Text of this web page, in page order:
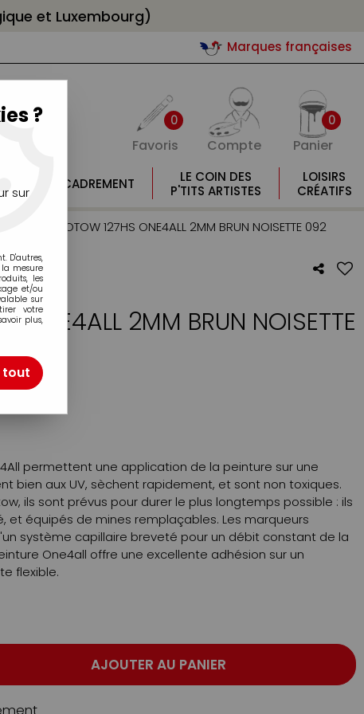
et Luxembourg)
Marques françaises
0
Favoris Compte
0
Panier
ENCADREMENT
LE COIN DES
P'TITS ARTISTES
LOISIRS
CRÉATIFS
MOLOTOW 127HS ONE4ALL 2MM BRUN NOISETTE 092
ONE4ALL 2MM BRUN NOISETTE
avis !
permettent une application de la peinture sur une
bien aux UV, sèchent rapidement, et sont non toxiques.
ils sont prévus pour durer le plus longtemps possible : ils
et équipés de mines remplaçables. Les marqueurs
système capillaire breveté pour un débit constant de la
One4all offre une excellente adhésion sur un
flexible.
AJOUTER AU PANIER
?
sur
D'autres,
mesure
les
et/ou
sur
votre
plus,
tout